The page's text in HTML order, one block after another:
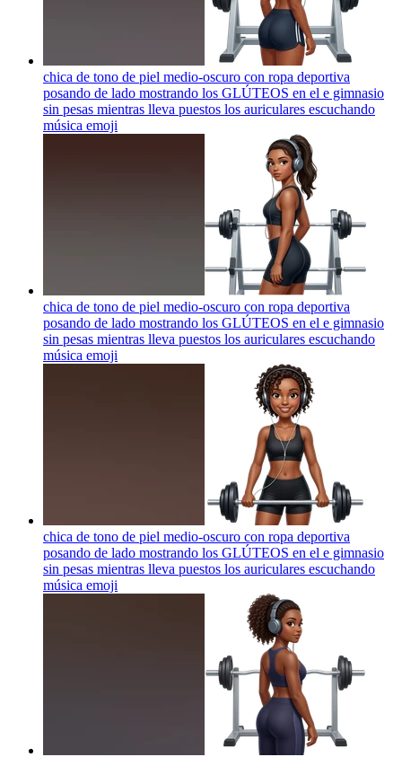
chica de tono de piel medio-oscuro con ropa deportiva
posando de lado mostrando los GLÚTEOS en el e gimnasio
sin pesas mientras lleva puestos los auriculares escuchando
música emoji
chica de tono de piel medio-oscuro con ropa deportiva
posando de lado mostrando los GLÚTEOS en el e gimnasio
sin pesas mientras lleva puestos los auriculares escuchando
música emoji
chica de tono de piel medio-oscuro con ropa deportiva
posando de lado mostrando los GLÚTEOS en el e gimnasio
sin pesas mientras lleva puestos los auriculares escuchando
música emoji